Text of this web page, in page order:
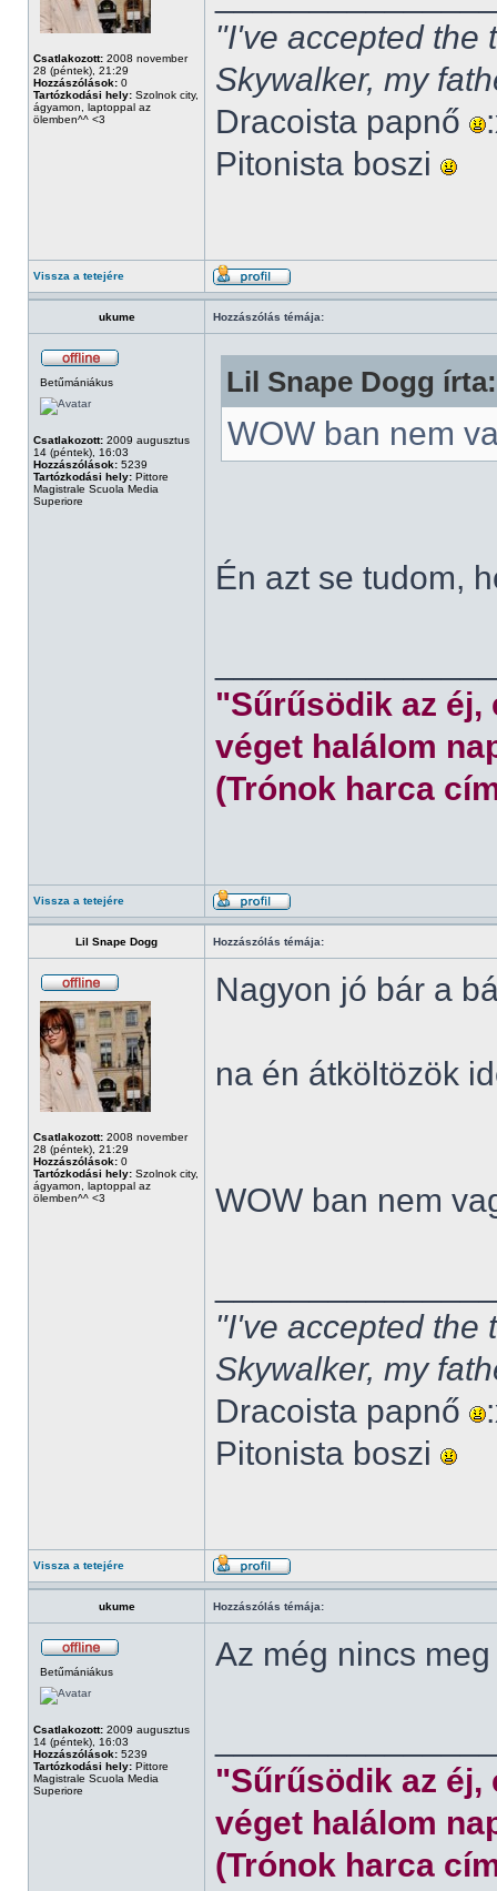
Csatlakozott: 2008 november
28 (péntek), 21:29
Hozzászólások: 0
Tartózkodási hely: Szolnok city,
ágyamon, laptoppal az
ölemben^^ <3
"I've accepted the
Skywalker, my
Dracoista papnő
Pitonista boszi
Vissza a tetejére
ukume Hozzászólás témája:
Betűmániákus
Csatlakozott: 2009 augusztus
14 (péntek), 16:03
Hozzászólások: 5239
Tartózkodási hely: Pittore
Magistrale Scuola Media
Superiore
Lil Snape Dogg írta:
WOW ban nem
Én azt se tudom,
"Sűrűsödik az éj,
véget halálom
(Trónok harca
Vissza a tetejére
Lil Snape Dogg Hozzászólás témája:
Csatlakozott: 2008 november
28 (péntek), 21:29
Hozzászólások: 0
Tartózkodási hely: Szolnok city,
ágyamon, laptoppal az
ölemben^^ <3
Nagyon jó bár a
na én átköltözök
WOW ban nem
"I've accepted the
Skywalker, my
Dracoista papnő
Pitonista boszi
Vissza a tetejére
ukume Hozzászólás témája:
Betűmániákus
Csatlakozott: 2009 augusztus
14 (péntek), 16:03
Hozzászólások: 5239
Tartózkodási hely: Pittore
Magistrale Scuola Media
Superiore
Az még nincs
"Sűrűsödik az éj,
véget halálom
(Trónok harca